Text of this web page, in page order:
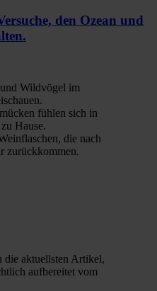
den Ozean und
Wildvögel im
fühlen sich in
Hause.
die nach
zurückkommen.
die aktuellsten Artikel,
aufbereitet vom